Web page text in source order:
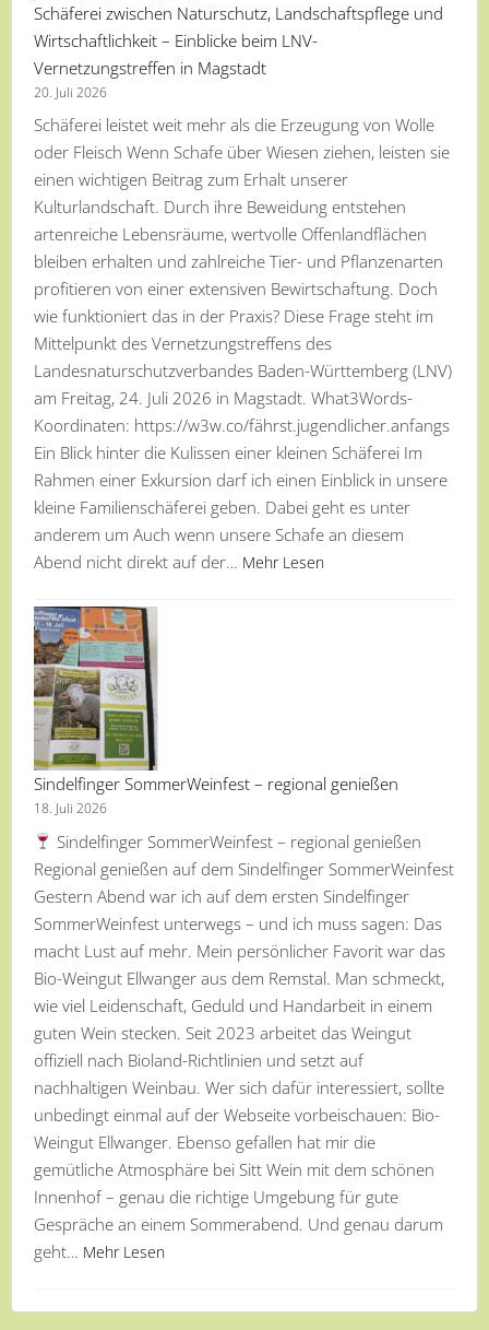
Schäferei zwischen Naturschutz, Landschaftspflege und
Wirtschaftlichkeit – Einblicke beim LNV-
Vernetzungstreffen in Magstadt
20. Juli 2026
Schäferei leistet weit mehr als die Erzeugung von Wolle
oder Fleisch Wenn Schafe über Wiesen ziehen, leisten sie
einen wichtigen Beitrag zum Erhalt unserer
Kulturlandschaft. Durch ihre Beweidung entstehen
artenreiche Lebensräume, wertvolle Offenlandflächen
bleiben erhalten und zahlreiche Tier- und Pflanzenarten
profitieren von einer extensiven Bewirtschaftung. Doch
wie funktioniert das in der Praxis? Diese Frage steht im
Mittelpunkt des Vernetzungstreffens des
Landesnaturschutzverbandes Baden-Württemberg (LNV)
am Freitag, 24. Juli 2026 in Magstadt. What3Words-
Koordinaten: https://w3w.co/fährst.jugendlicher.anfangs
Ein Blick hinter die Kulissen einer kleinen Schäferei Im
Rahmen einer Exkursion darf ich einen Einblick in unsere
kleine Familienschäferei geben. Dabei geht es unter
anderem um Auch wenn unsere Schafe an diesem
Abend nicht direkt auf der… Mehr Lesen
Sindelfinger SommerWeinfest – regional genießen
18. Juli 2026
Sindelfinger SommerWeinfest – regional genießen
Regional genießen auf dem Sindelfinger SommerWeinfest
Gestern Abend war ich auf dem ersten Sindelfinger
SommerWeinfest unterwegs – und ich muss sagen: Das
macht Lust auf mehr. Mein persönlicher Favorit war das
Bio-Weingut Ellwanger aus dem Remstal. Man schmeckt,
wie viel Leidenschaft, Geduld und Handarbeit in einem
guten Wein stecken. Seit 2023 arbeitet das Weingut
offiziell nach Bioland-Richtlinien und setzt auf
nachhaltigen Weinbau. Wer sich dafür interessiert, sollte
unbedingt einmal auf der Webseite vorbeischauen: Bio-
Weingut Ellwanger. Ebenso gefallen hat mir die
gemütliche Atmosphäre bei Sitt Wein mit dem schönen
Innenhof – genau die richtige Umgebung für gute
Gespräche an einem Sommerabend. Und genau darum
geht… Mehr Lesen